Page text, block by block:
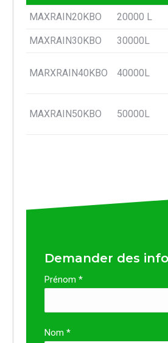
MAXRAIN20KBO 20000 L
MAXRAIN30KBO 30000L
MARXRAIN40KBO 40000L
MAXRAIN50KBO 50000L
Demander des
Prénom *
Nom *